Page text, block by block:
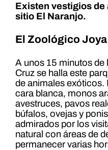
Existen vestigios
sitio El Naranjo.
El Zoológico
A unos 15 minutos de
Cruz se halla este
de animales
cara blanca, monos
avestruces, pavos
búfalos, ovejas y
admirados por los
natural con áreas de
permanecer varias